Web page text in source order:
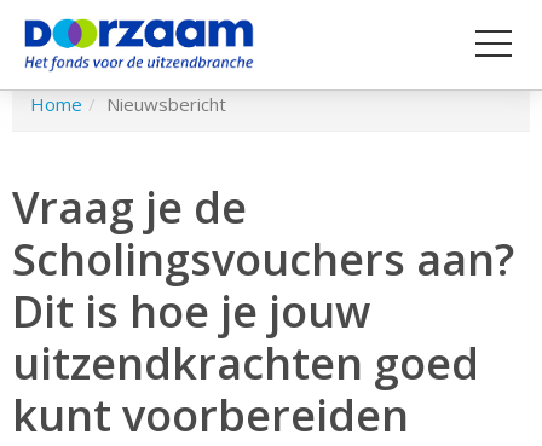
Spring
inhoud
Home Nieuwsbericht
Vraag je de
Scholingsvouchers aan?
Dit is hoe je jouw
uitzendkrachten goed
kunt voorbereiden